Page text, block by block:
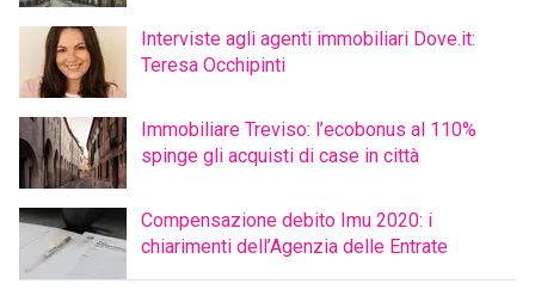
Interviste agli agenti immobiliari Dove.it:
Teresa Occhipinti
Immobiliare Treviso: l’ecobonus al 110%
spinge gli acquisti di case in città
Compensazione debito Imu 2020: i
chiarimenti dell’Agenzia delle Entrate